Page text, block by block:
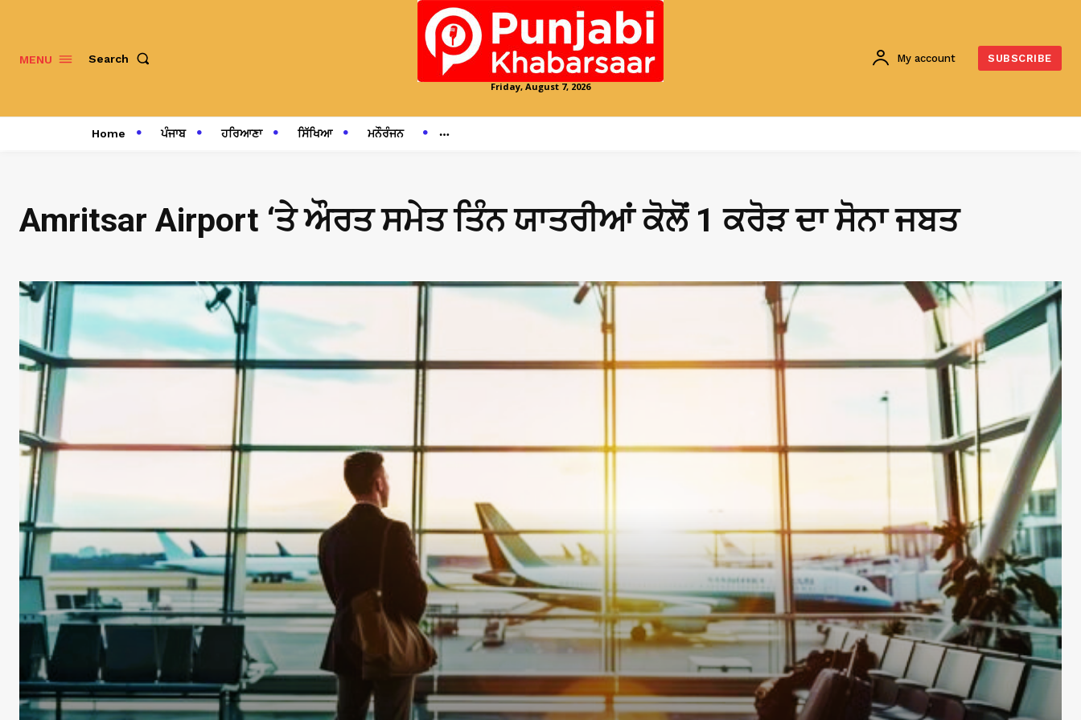
MENU Search
Friday, August 7, 2026
My account SUBSCRIBE
Home ਪੰਜਾਬ ਹਰਿਆਣਾ ਸਿੱਖਿਆ ਮਨੌਰੰਜਨ
Amritsar Airport ‘ਤੇ ਔਰਤ ਸਮੇਤ ਤਿੰਨ ਯਾਤਰੀਆਂ ਕੋਲੋਂ 1 ਕਰੋੜ ਦਾ ਸੋਨਾ ਜਬਤ